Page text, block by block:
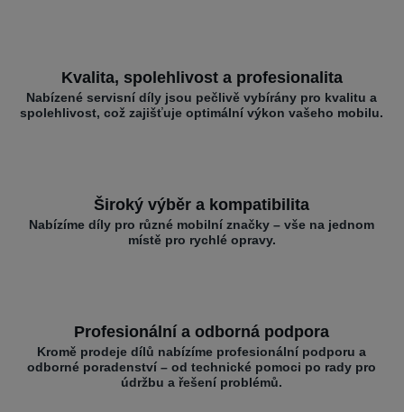
Kvalita, spolehlivost a profesionalita
Nabízené servisní díly jsou pečlivě vybírány pro kvalitu a
spolehlivost, což zajišťuje optimální výkon vašeho mobilu.
Široký výběr a kompatibilita
Nabízíme díly pro různé mobilní značky – vše na jednom
místě pro rychlé opravy.
Profesionální a odborná podpora
Kromě prodeje dílů nabízíme profesionální podporu a
odborné poradenství – od technické pomoci po rady pro
údržbu a řešení problémů.